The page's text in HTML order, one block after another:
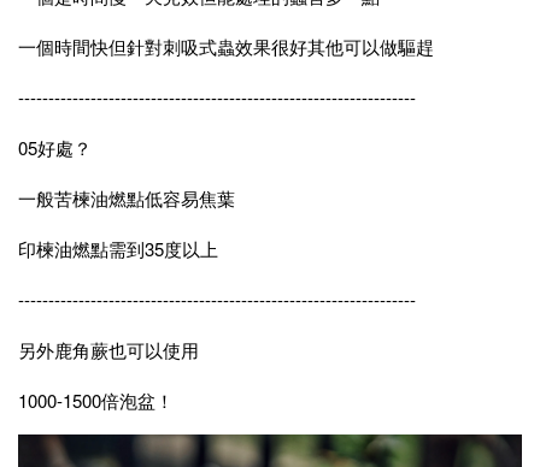
一個時間快但針對刺吸式蟲效果很好其他可以做驅趕
------------------------------------------------------------------
05好處？
一般苦楝油燃點低容易焦葉
印楝油燃點需到35度以上
------------------------------------------------------------------
另外鹿角蕨也可以使用
1000-1500倍泡盆！